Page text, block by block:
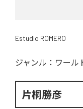
Estudio ROMERO
ジャンル： ワール
片桐勝彦